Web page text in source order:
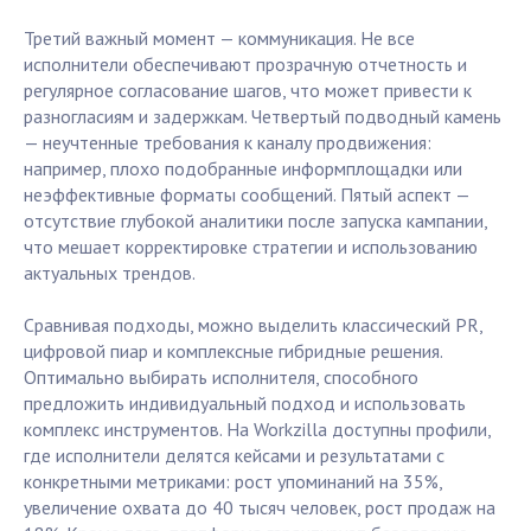
Третий важный момент — коммуникация. Не все
исполнители обеспечивают прозрачную отчетность и
регулярное согласование шагов, что может привести к
разногласиям и задержкам. Четвертый подводный камень
— неучтенные требования к каналу продвижения:
например, плохо подобранные информплощадки или
неэффективные форматы сообщений. Пятый аспект —
отсутствие глубокой аналитики после запуска кампании,
что мешает корректировке стратегии и использованию
актуальных трендов.
Сравнивая подходы, можно выделить классический PR,
цифровой пиар и комплексные гибридные решения.
Оптимально выбирать исполнителя, способного
предложить индивидуальный подход и использовать
комплекс инструментов. На Workzilla доступны профили,
где исполнители делятся кейсами и результатами с
конкретными метриками: рост упоминаний на 35%,
увеличение охвата до 40 тысяч человек, рост продаж на